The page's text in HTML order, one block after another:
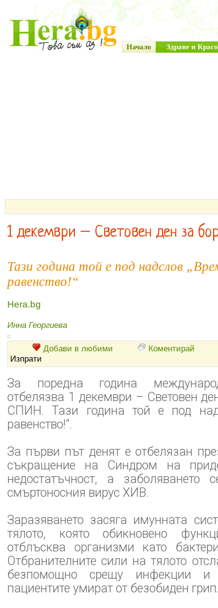
Начало Здраве и
1 декември – Световен ден за
Тази година той е под надслов
равенство!“
Hera.bg
Инна Георгиева
Добави в любими
Коментирай
Изпрати
За поредна година
отбелязва 1 декември – Световен
СПИН. Тази година той е под
равенство!“.
За първи път денят е отбелязан
съкращение на Синдром на
недостатъчност, а заболяването
смъртоносния вирус ХИВ.
Заразяването засяга имунната
тялото, която обикновено
отблъсква организми като
Отбранителните сили на тялото
безпомощно срещу инфекции и
пациентите умират от безобиден